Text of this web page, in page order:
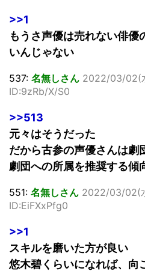
>>1
もうさ声優は売れない俳優
いんじゃない
537: 名無しさん 2022/03/02(
ID:9zRb/X/S0
>>513
元々はそうだった
だから古参の声優さんは劇
劇団への所属を推奨する傾
551: 名無しさん 2022/03/02(
ID:EiFXxPfg0
>>1
スキルを磨いた方が良い
悠木碧くらいになれば、向